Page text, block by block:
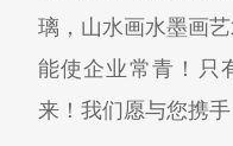
璃，山水画水墨画
能使企业常青！只
来！我们愿与您携